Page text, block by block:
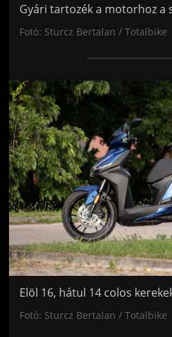
Gyári tartozék a motorhoz a
Fotó: Sturcz Bertalan / Totalbike
Jön
Elöl 16, hátul 14 colos
Fotó: Sturcz Bertalan / Totalbike